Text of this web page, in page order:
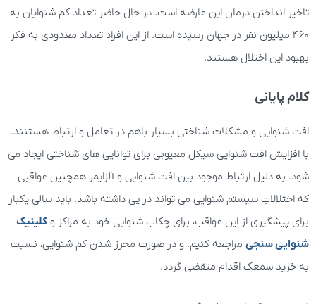
تاخیر انداختن درمان این عارضه است. در حال حاضر تعداد کم شنوایان به
460 میلیون نفر در جهان رسیده است. از این افراد تعداد معدودی به فکر
بهبود این اختلال هستند.
کلام پایانی
افت شنوایی و مشکلات شناختی بسیار باهم در تعامل و ارتباط هستنند.
با افزایش افت شنوایی سیکل معیوبی برای توانایی های شناختی ایجاد می
شود. به دلیل ارتباط موجود بین افت شنوایی و آلزایمر همچنین عواقبی
که اختلالاتِ سیستم شنوایی می تواند در پی داشته باشد. باید سالی یکبار
برای پیشگیری از این عواقب، برای چکاب شنوایی خود به مراکز و کلینیک
شنوایی سنجی مراجعه کنیم. و در صورت محرز شدن کم شنوایی، نسبت
به خرید سمعک اقدام متقضی گردد.